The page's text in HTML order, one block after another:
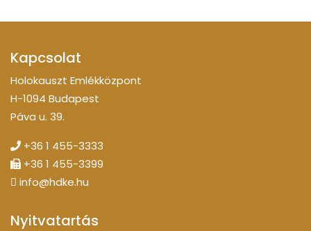
Kapcsolat
Holokauszt Emlékközpont
H-1094 Budapest
Páva u. 39.
+36 1 455-3333
+36 1 455-3399
info@hdke.hu
Nyitvatartás